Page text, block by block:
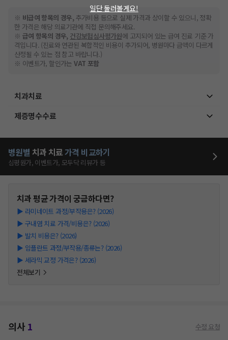
※ 비급여 항목의 경우, 추가비용 등으로 실제 가격과 상이할 수 있으니, 정확
한 가격은 해당 의료기관에 직접 문의해주세요.
※ 급여 항목의 경우, 건강보험심사평가원에 고지되어 있는 급여 진료 기준 가
격입니다. (진료와 연관된 복합적인 비용이 추가되어, 병원마다 금액이 다르게
산정될 수 있는 점 참고 바랍니다.)
※ 이벤트가, 할인가는VAT 포함
치과치료
제증명수수료
병원별 치과 치료가격 비교하기
심평원가, 이벤트가, 모두닥 리뷰가 등
치과평균 가격이 궁금하다면?
▶ 라미네이트 과정/부작용은? (2026)
▶ 구내염 치료 가격/비용은? (2026)
▶ 발치 비용은? (2026)
▶ 임플란트 과정/부작용/종류는? (2026)
▶ 세라믹 교정 가격은? (2026)
전체보기
의사1 수정 요청
일단 둘러볼게요!